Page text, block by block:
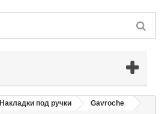
Накладки под ручки
Gavroche